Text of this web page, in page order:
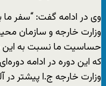
وی در ادامه گفت: “سفر ما
وزارت خارجه و سازمان
حساسیت ما نسبت به این
که این دوره در ادامه
وزارت خارجه ج.ا پیشتر در